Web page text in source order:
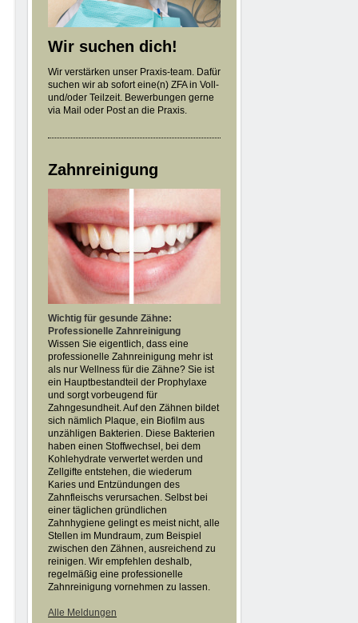
Wir suchen dich!
Wir verstärken unser Praxis-team. Dafür
suchen wir ab sofort eine(n) ZFA in Voll-
und/oder Teilzeit. Bewerbungen gerne
via Mail oder Post an die Praxis.
Zahnreinigung
Wichtig für gesunde Zähne:
Professionelle Zahnreinigung
Wissen Sie eigentlich, dass eine
professionelle Zahnreinigung mehr ist
als nur Wellness für die Zähne? Sie ist
ein Hauptbestandteil der Prophylaxe
und sorgt vorbeugend für
Zahngesundheit. Auf den Zähnen bildet
sich nämlich Plaque, ein Biofilm aus
unzähligen Bakterien. Diese Bakterien
haben einen Stoffwechsel, bei dem
Kohlehydrate verwertet werden und
Zellgifte entstehen, die wiederum
Karies und Entzündungen des
Zahnfleischs verursachen. Selbst bei
einer täglichen gründlichen
Zahnhygiene gelingt es meist nicht, alle
Stellen im Mundraum, zum Beispiel
zwischen den Zähnen, ausreichend zu
reinigen. Wir empfehlen deshalb,
regelmäßig eine professionelle
Zahnreinigung vornehmen zu lassen.
Alle Meldungen